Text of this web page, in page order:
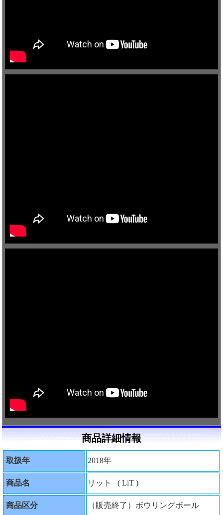
商品詳細情報
取扱年 2018年
商品名 リット ( LiT )
商品区分 （販売終了）ボウリングボール